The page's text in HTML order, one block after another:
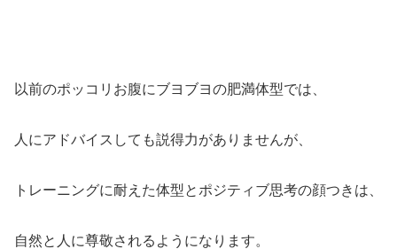
以前のポッコリお腹にブヨブヨの肥満体型では、
人にアドバイスしても説得力がありませんが、
トレーニングに耐えた体型とポジティブ思考の顔つきは、
自然と人に尊敬されるようになります。